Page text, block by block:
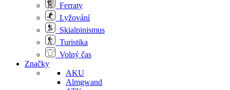
Ferraty
Lyžování
Skialpinismus
Turistika
Volný čas
Značky
AKU
Almgwand